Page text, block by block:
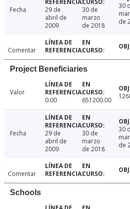
Fecha
29 de
abril de
2009
30 de
marzo
de 2018
30
de
Comentar
Project Beneficiaries
Valor
0.00
651200.00
Fecha
29 de
abril de
2009
30 de
marzo
de 2018
30
de
Comentar
Schools